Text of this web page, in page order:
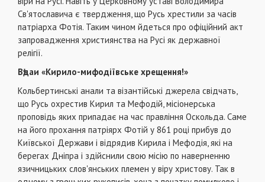
Св'ятославича є твердження, що Русь хрестили за часів
патріарха Фотія. Таким чином йдеться про офіційний акт
запровадження християнства на Русі як державної
релігії.
Вѣдаи «Кирило-мифодіївське хрещення!»
Кольбертинські анали та візантійські джерела свідчать,
що Русь охрестив Кирил та Мефодій, місіонерська
проповідь яких припадає на час правління Оскольда. Саме
на його прохання патріярх Фотій у 861 році прибув до
Київської Держави і відрядив Кирила і Мефодія, які на
берегах Дніпра і здійснили свою місію по наверненню
язичницьких слов'янських племен у віру христову. Так в